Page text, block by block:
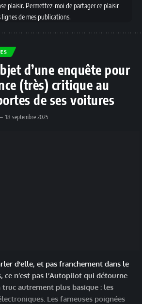
plaisir. Permettez-moi de partager ce plaisir
lignes de mes publications.
d’une enquête pour
(très) critique au
de ses voitures
18 septembre 2025
d’elle, et pas franchement dans le
ce n’est pas l’Autopilot qui détourne
truc autrement plus basique : les
Les fameuses poignées